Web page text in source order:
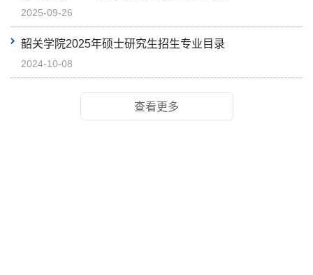
2025-09-26
韶关学院2025年硕士研究生招生专业目录
2024-10-08
查看更多